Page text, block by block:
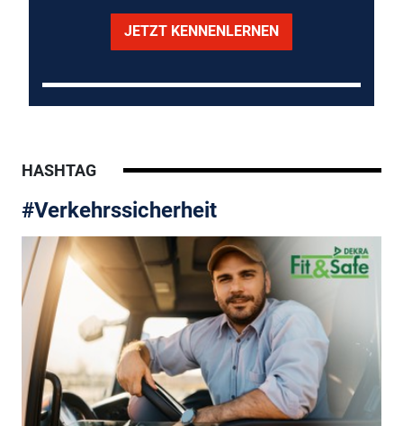
JETZT KENNENLERNEN
HASHTAG
#Verkehrssicherheit